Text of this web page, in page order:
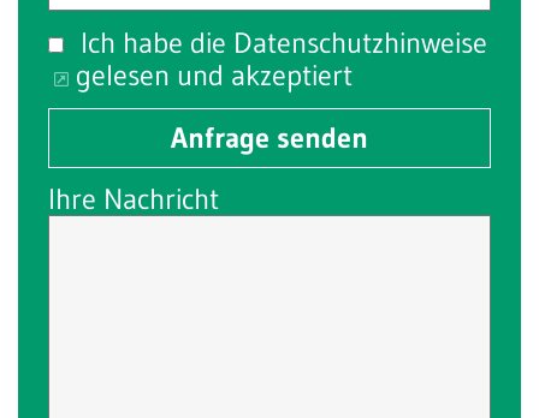
Ich habe die Datenschutzhinweise
gelesen und akzeptiert
Anfrage senden
Ihre Nachricht